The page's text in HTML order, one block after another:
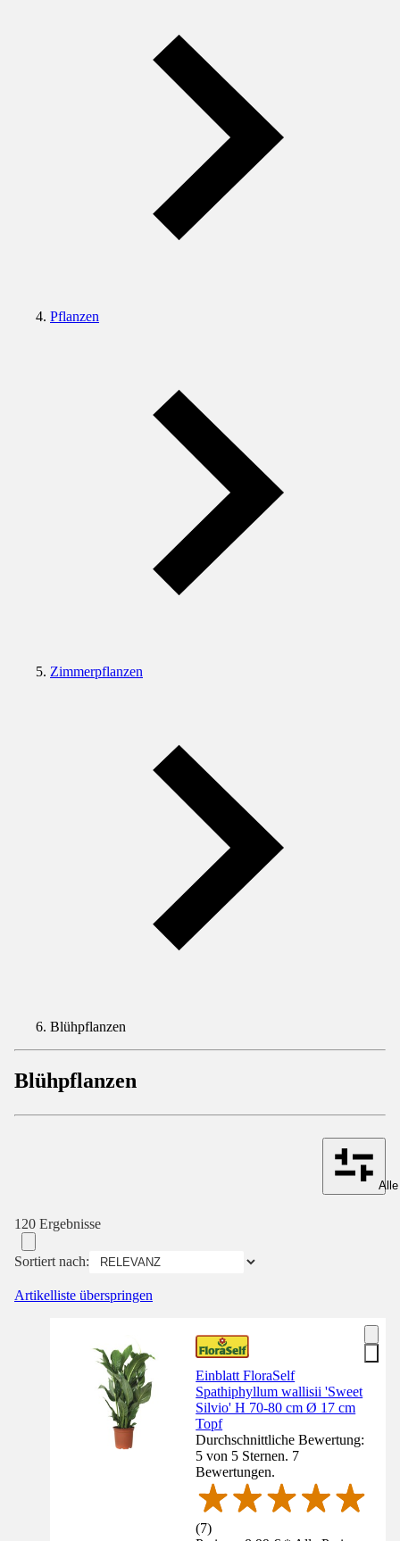
Pflanzen
Zimmerpflanzen
Blühpflanzen
Blühpflanzen
120 Ergebnisse
Sortiert nach:
Artikelliste überspringen
Einblatt FloraSelf
Spathiphyllum wallisii 'Sweet
Silvio' H 70-80 cm Ø 17 cm
Topf
Durchschnittliche Bewertung:
5 von 5 Sternen. 7
Bewertungen.
(7)